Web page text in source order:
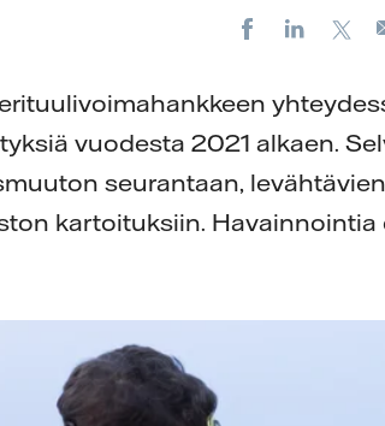
Facebook X
vuodesta 2021 alkaen.
seurantaan,
kartoituksiin.